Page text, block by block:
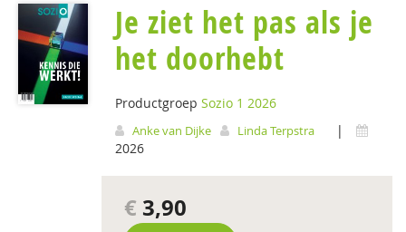
Je ziet het pas als je
het doorhebt
Productgroep Sozio 1 2026
Anke van Dijke Linda Terpstra
|
2026
€ 3,90